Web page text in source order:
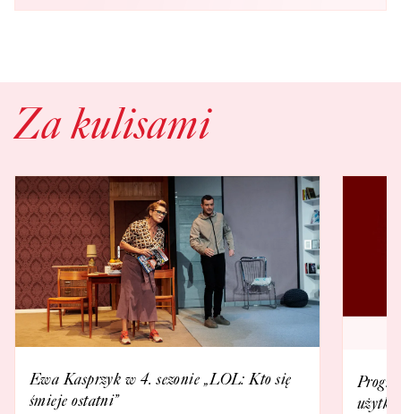
Za kulisami
Ewa Kasprzyk w 4. sezonie „LOL: Kto się
śmieje ostatni”